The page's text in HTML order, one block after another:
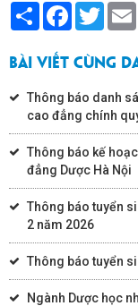
Share Facebook
Twitter
BÀI VIẾT CÙNG
Thông báo danh
cao đẳng chính
Thông báo kế
đẳng Dược Hà Nội
Thông báo tuyển
2 năm 2026
Thông báo tuyển
Ngành Dược học